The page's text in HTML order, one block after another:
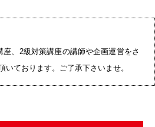
、2級対策講座の講師や企画運営をさ
いております。ご了承下さいませ。